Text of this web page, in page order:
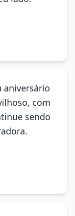
aniversário
com
sendo